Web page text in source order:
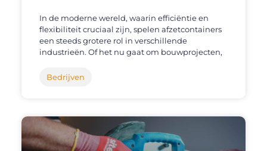
In de moderne wereld, waarin efficiëntie en
flexibiliteit cruciaal zijn, spelen afzetcontainers
een steeds grotere rol in verschillende
industrieën. Of het nu gaat om bouwprojecten,
Bedrijven